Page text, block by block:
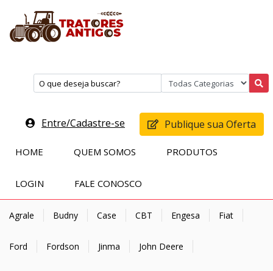
Entre/Cadastre-se Publique sua Oferta
HOME QUEM SOMOS PRODUTOS
LOGIN FALE CONOSCO
Agrale Budny Case CBT Engesa Fiat
Ford Fordson Jinma John Deere